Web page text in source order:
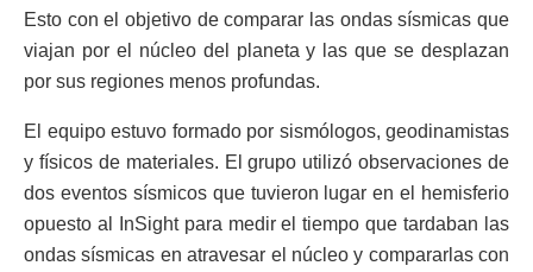
Esto con el objetivo de comparar las ondas sísmicas que
viajan por el núcleo del planeta y las que se desplazan
por sus regiones menos profundas.
El equipo estuvo formado por sismólogos, geodinamistas
y físicos de materiales. El grupo utilizó observaciones de
dos eventos sísmicos que tuvieron lugar en el hemisferio
opuesto al InSight para medir el tiempo que tardaban las
ondas sísmicas en atravesar el núcleo y compararlas con